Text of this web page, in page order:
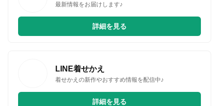
最新情報をお届けします♪
詳細を見る
LINE着せかえ
着せかえの新作やおすすめ情報を配信中♪
詳細を見る